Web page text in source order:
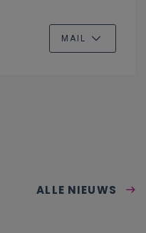
MAIL
ALLE NIEUWS